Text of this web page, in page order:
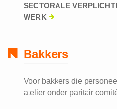
SECTORALE
WERK
Bakkers
Voor bakkers die
atelier onder paritair